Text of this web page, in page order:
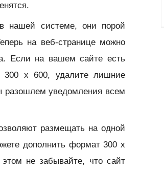
нашей системе, они порой
на веб-странице можно
Если на вашем сайте есть
300 x 600, удалите лишние
разошлем уведомления всем
размещать на одной
дополнить формат 300 x
не забывайте, что сайт